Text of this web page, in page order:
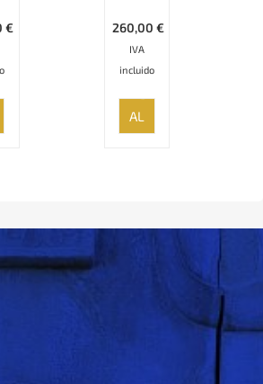
€ €
260,00
IVA
incluido
AL
CARRITO